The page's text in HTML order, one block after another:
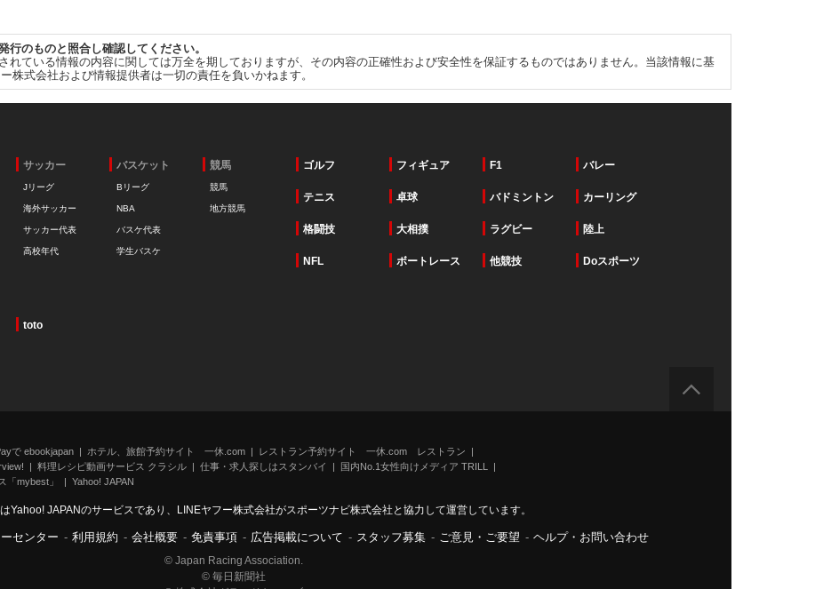
行のものと照合し確認してください。
れている情報の内容に関しては万全を期しておりますが、その内容の正確性および安全性を保証するものではありません。当該情報に基
株式会社および情報提供者は一切の責任を負いかねます。
サッカー
Jリーグ
海外サッカー
サッカー代表
高校年代
バスケット
Bリーグ
NBA
バスケ代表
学生バスケ
競馬
競馬
地方競馬
ゴルフ フィギュア F1 バレー
テニス 卓球 バドミントン カーリング
格闘技 大相撲 ラグビー 陸上
NFL ボートレース 他競技 Doスポーツ
toto
で ebookjapan
ホテル、旅館予約サイト 一休.com
レストラン予約サイト 一休.com レストラン
料理レシピ動画サービス クラシル 仕事・求人探しはスタンバイ
国内No.1女性向けメディア TRILL
「mybest」
Yahoo! JAPAN
Yahoo! JAPANのサービスであり、LINEヤフー株式会社がスポーツナビ株式会社と協力して運営しています。
センター - 利用規約 - 会社概要 - 免責事項 - 広告掲載について - スタッフ募集 - ご意見・ご要望 - ヘルプ・お問い合わせ
© Japan Racing Association.
© 毎日新聞社